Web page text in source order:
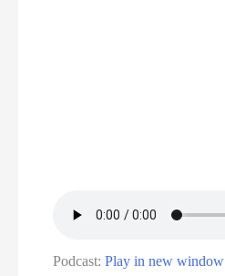
Podcast:Play in new window